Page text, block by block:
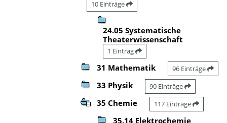
10 Einträge
24.05 Systematische
Theaterwissenschaft
1 Eintrag
31 Mathematik 96 Einträge
33 Physik 90 Einträge
35 Chemie 117 Einträge
35.14 Elektrochemie